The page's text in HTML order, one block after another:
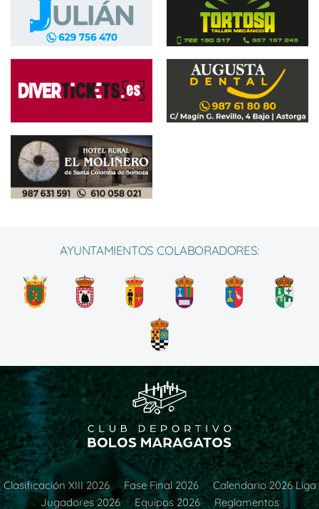
AYUNTAMIENTOS COLABORADORES:
Clasificación XIII 2026 Fase Final 2026
Calendario 2026 Liga
Jugadores 2026
Equipos 2026 Reglamentos